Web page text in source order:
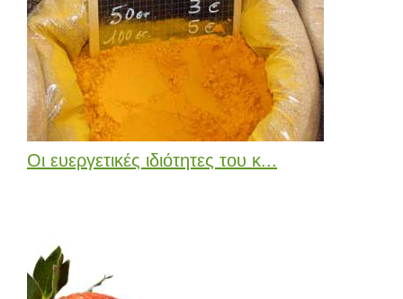
Οι ευεργετικές ιδιότητες του κ...